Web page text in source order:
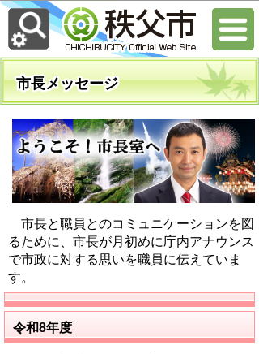
市長メッセージ
市長と職員とのコミュニケーションを図
るために、市長が月初めに庁内アナウンス
で市政に対する思いを職員に伝えていま
す。
令和8年度